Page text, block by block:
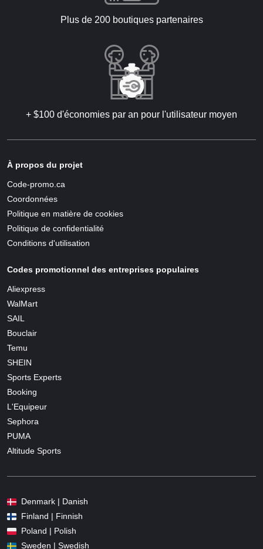
Plus de 200 boutiques partenaires
+ $100 d'économies par an pour l'utilisateur moyen
À propos du projet
Code-promo.ca
Coordonnées
Politique en matière de cookies
Politique de confidentialité
Conditions d'utilisation
Codes promotionnel des entreprises populaires
Aliexpress
WalMart
SAIL
Bouclair
Temu
SHEIN
Sports Experts
Booking
L'Equipeur
Sephora
PUMA
Altitude Sports
Denmark | Danish
Finland | Finnish
Poland | Polish
Sweden | Swedish